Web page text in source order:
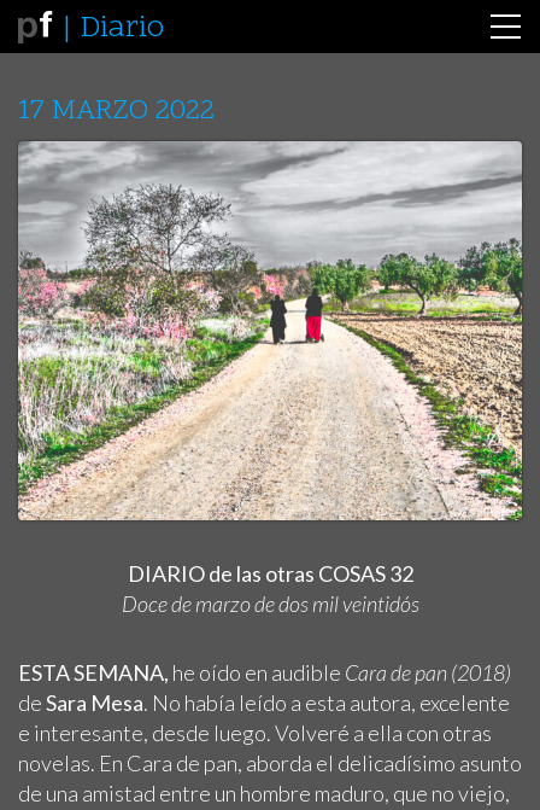
Diario
17 MARZO 2022
DIARIO de las otras COSAS 32
Doce de marzo de dos mil veintidós
ESTA SEMANA, he oído en audible Cara de pan (2018)
deSara Mesa. No había leído a esta autora, excelente
e interesante, desde luego. Volveré a ella con otras
novelas. En Cara de pan, aborda el delicadísimo asunto
de una amistad entre un hombre maduro, que no viejo,